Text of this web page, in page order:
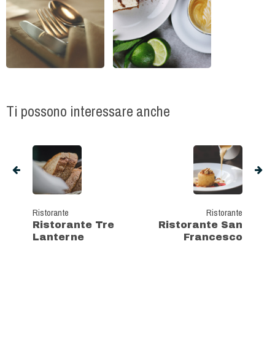
Ti possono interessare anche
Ristorante
Ristorante Tre
Lanterne
Ristorante
Ristorante San
Francesco